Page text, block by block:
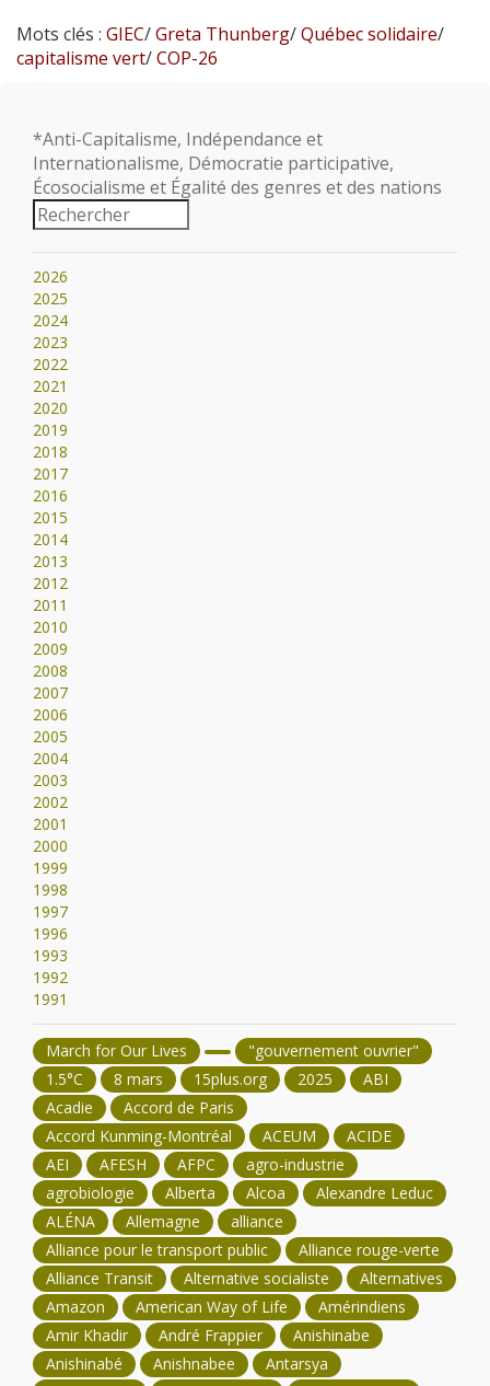
Mots clés : GIEC/Greta Thunberg/Québec solidaire/
capitalisme vert/COP-26
*Anti-Capitalisme, Indépendance et
Internationalisme, Démocratie participative,
Écosocialisme et Égalité des genres et des nations
2026
2025
2024
2023
2022
2021
2020
2019
2018
2017
2016
2015
2014
2013
2012
2011
2010
2009
2008
2007
2006
2005
2004
2003
2002
2001
2000
1999
1998
1997
1996
1993
1992
1991
March for Our Lives
"gouvernement ouvrier"
1.5°C
8 mars 15plus.org 2025
ABI
Acadie
Accord de Paris
Accord Kunming-Montréal
ACEUM
ACIDE
AEI
AFESH AFPC
agro-industrie
agrobiologie
Alberta Alcoa
Alexandre Leduc
ALÉNA
Allemagne
alliance
Alliance pour le transport public
Alliance rouge-verte
Alliance Transit
Alternative socialiste
Alternatives
Amazon
American Way of Life
Amérindiens
Amir Khadir
André Frappier
Anishinabe
Anishinabé
Anishnabee
Antarsya